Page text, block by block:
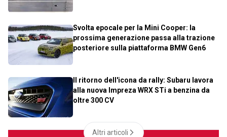
Svolta epocale per la Mini Cooper: la
prossima generazione passa alla trazione
posteriore sulla piattaforma BMW Gen6
Il ritorno dell'icona da rally: Subaru lavora
alla nuova Impreza WRX STi a benzina da
oltre 300 CV
Altri articoli